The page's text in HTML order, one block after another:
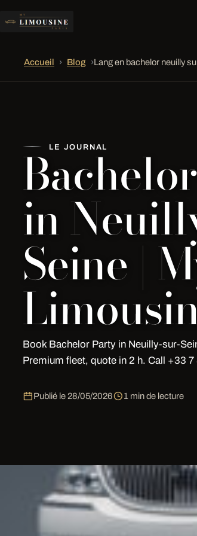
Accueil › Blog ›Lang en bachelor neuilly
LE JOURNAL
in
Seine |
Book Bachelor Party in Neuilly-sur-
Premium fleet, quote in 2 h. Call +33 7
Publié le 28/05/2026 1 min de lecture
Bachelor Party in
Book your Bachelor Party in Neuilly-